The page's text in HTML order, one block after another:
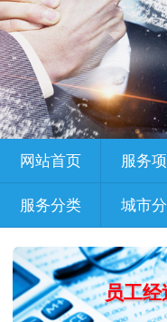
网站首页 服务
服务分类 城市
员工经